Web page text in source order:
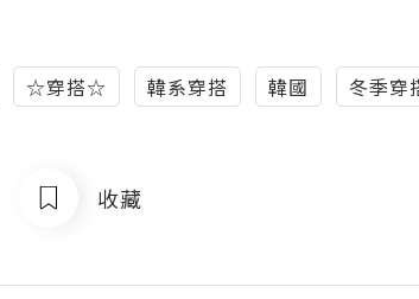
☆穿搭☆ 韓系穿搭 韓國 冬季穿
收藏